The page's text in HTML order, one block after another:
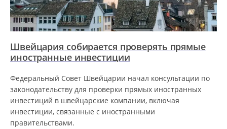
Швейцария собирается проверять прямые
иностранные инвестиции
Федеральный Совет Швейцарии начал консультации по
законодательству для проверки прямых иностранных
инвестиций в швейцарские компании, включая
инвестиции, связанные с иностранными
правительствами.